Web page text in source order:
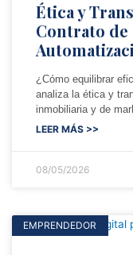
Ética y
Contrato de
¿Cómo equilibrar
analiza la ética y
inmobiliaria y de
LEER MÁS >>
08/05/2026
EMPRENDEDOR